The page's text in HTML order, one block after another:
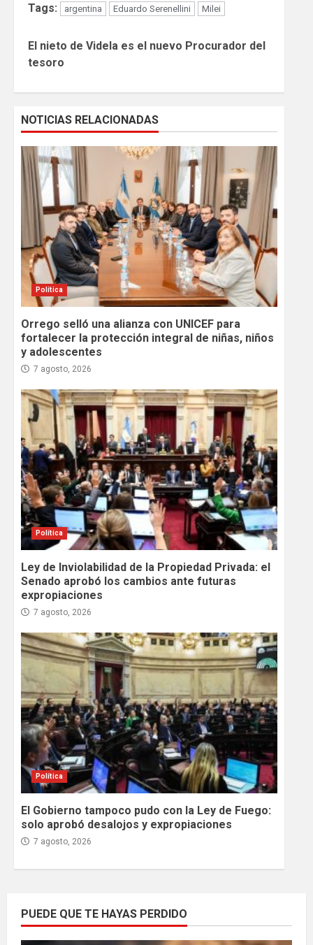
Tags: argentina Eduardo Serenellini Milei
Reading
El nieto de Videla es el nuevo Procurador del
tesoro
NOTICIAS RELACIONADAS
Política
Orrego selló una alianza con UNICEF para
fortalecer la protección integral de niñas, niños
y adolescentes
7 agosto, 2026
Política
Ley de Inviolabilidad de la Propiedad Privada: el
Senado aprobó los cambios ante futuras
expropiaciones
7 agosto, 2026
Política
El Gobierno tampoco pudo con la Ley de Fuego:
solo aprobó desalojos y expropiaciones
7 agosto, 2026
PUEDE QUE TE HAYAS PERDIDO